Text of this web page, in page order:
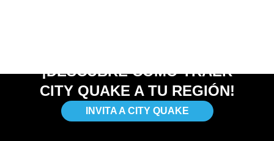
¡DESCUBRE CÓMO TRAER
CITY QUAKE A TU REGIÓN!
INVITA A CITY QUAKE